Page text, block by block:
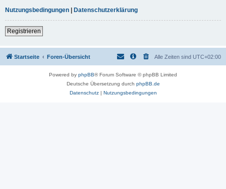
Nutzungsbedingungen | Datenschutzerklärung
Registrieren
Startseite Foren-Übersicht Alle Zeiten sind UTC+02:00
Powered by phpBB® Forum Software © phpBB Limited
Deutsche Übersetzung durch phpBB.de
Datenschutz| Nutzungsbedingungen